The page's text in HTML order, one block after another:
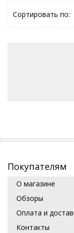
Сортировать по:
Покупателям
О магазине
Обзоры
Оплата и
Контакты